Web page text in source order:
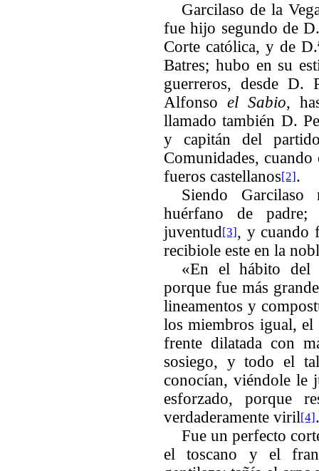
Garcilaso de la
fue hijo segundo de
Corte católica, y de
Batres; hubo en su
guerreros, desde D.
Alfonsoel Sabio,
llamado también D.
y capitán del
Comunidades, cuando
fueros castellanos[2] .
Siendo
huérfano de
juventud[3] , y cuando
recibiole este en la
«En el hábito del
porque fue más
lineamentos y
los miembros igual, el
frente dilatada con
sosiego, y todo el
conocían, viéndole le
esforzado, porque
verdaderamente viril[4]
Fue un perfecto
el toscano y el